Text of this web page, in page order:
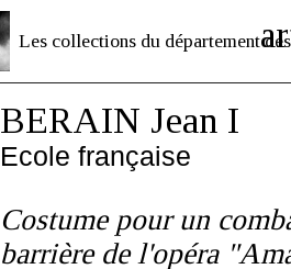
Les collections du département des
BERAIN Jean I
Ecole française
Costume pour un
barrière de l'opéra